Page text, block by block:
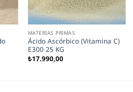
MATERIAS PRIMAS
Ácido Ascórbico (Vitamina C)
E300 25 KG
₺17.990,00